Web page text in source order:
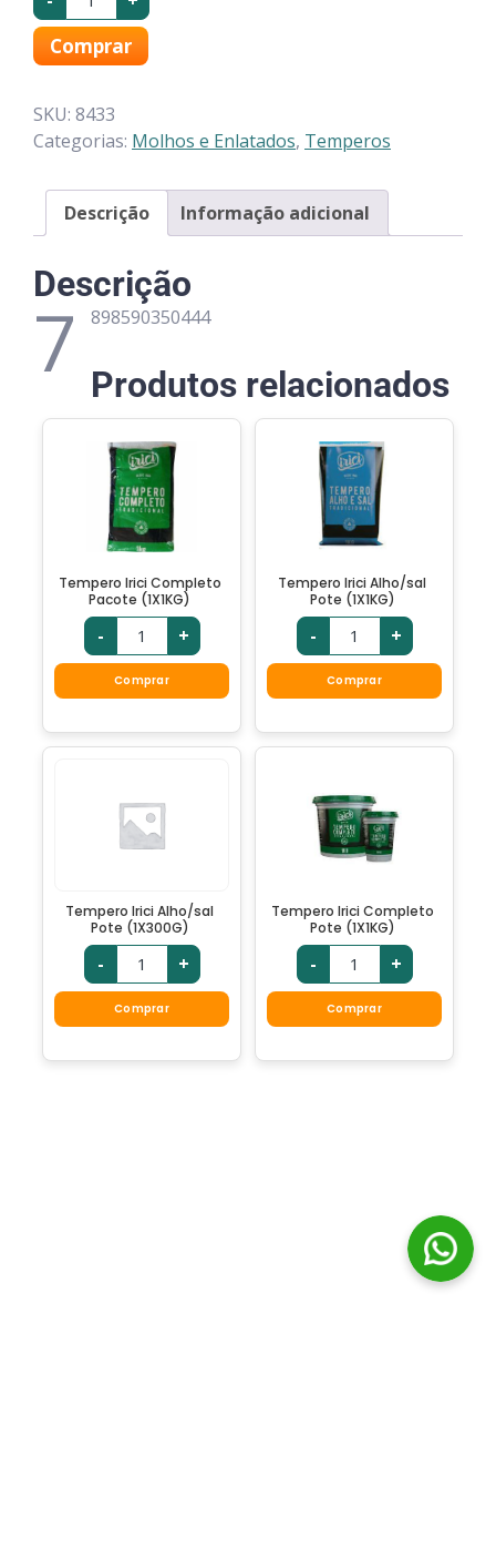
Comprar
SKU: 8433
Categorias: Molhos e Enlatados, Temperos
Descrição Informação adicional
Descrição
7 898590350444
Produtos relacionados
Tempero Irici Completo
Pacote (1X1KG)
- +
Comprar
Tempero Irici Alho/sal
Pote (1X1KG)
- +
Comprar
Tempero Irici Alho/sal
Pote (1X300G)
- +
Comprar
Tempero Irici Completo
Pote (1X1KG)
- +
Comprar